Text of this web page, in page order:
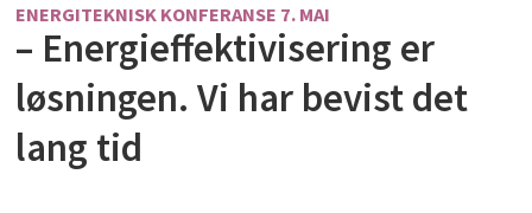
ENERGITEKNISK KONFERANSE 7. MAI
– Energieffektivisering er
løsningen. Vi har bevist det
lang tid